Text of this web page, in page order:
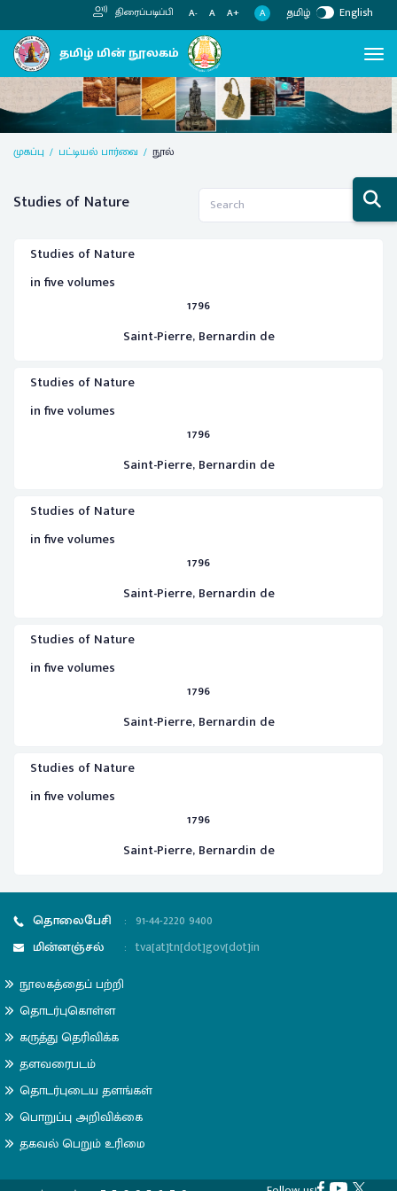
திரைப்படிப்பி A- A A+ A தமிழ் English
Previous Next
முகப்பு பட்டியல் பார்வை நூல்
Studies of Nature
Studies of Nature
in five volumes
1796
Saint-Pierre, Bernardin de
Studies of Nature
in five volumes
1796
Saint-Pierre, Bernardin de
Studies of Nature
in five volumes
1796
Saint-Pierre, Bernardin de
Studies of Nature
in five volumes
1796
Saint-Pierre, Bernardin de
Studies of Nature
in five volumes
1796
Saint-Pierre, Bernardin de
தொலைபேசி : 91-44-2220 9400
மின்னஞ்சல்
: tva[at]tn[dot]gov[dot]in
நூலகத்தைப் பற்றி
தொடர்புகொள்ள
கருத்து தெரிவிக்க
தளவரைபடம்
தொடர்புடைய தளங்கள்
பொறுப்பு அறிவிக்கை
தகவல் பெறும் உரிமை